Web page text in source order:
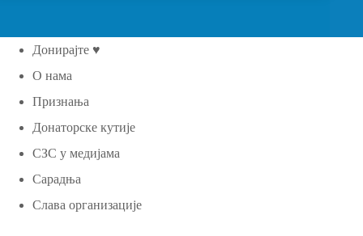
Донирајте ♥
О нама
Признања
Донаторске кутије
СЗС у медијама
Сарадња
Слава организације